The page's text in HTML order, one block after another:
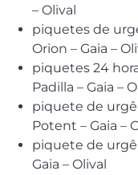
– Olival
piquetes de
Orion – Gaia –
piquetes 24
Padilla – Gaia –
piquete de
Potent – Gaia –
piquete de
Gaia – Olival